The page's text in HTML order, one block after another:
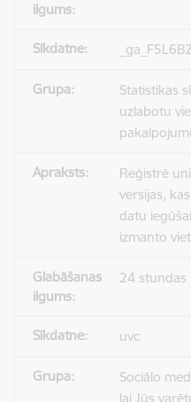
Statistikas
uzlabotu
Reģistrē
versijas,
datu
izmanto
24 stundas
uvc
Sociālo
lai Jūs